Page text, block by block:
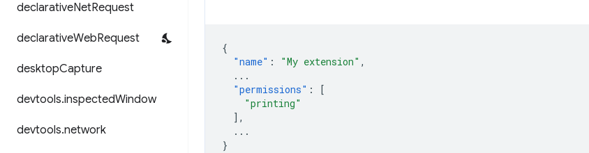
declarativeNetRequest
declarativeWebRequest
desktopCapture
devtools.inspectedWindow
devtools.network
{
"name" : "My extension" ,
...
"permissions" :
[
"printing"
],
...
}